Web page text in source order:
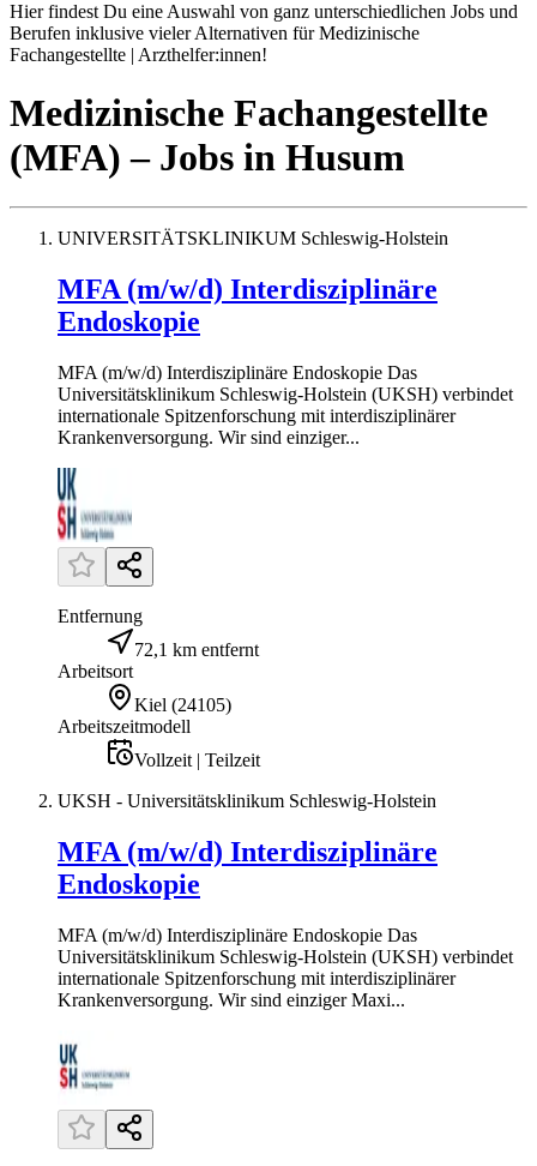
Hier findest Du eine Auswahl von ganz unterschiedlichen Jobs und
Berufen inklusive vieler Alternativen für Medizinische
Fachangestellte | Arzthelfer:innen!
Medizinische Fachangestellte
(MFA) – Jobs in Husum
UNIVERSITÄTSKLINIKUM Schleswig-Holstein
MFA (m/w/d) Interdisziplinäre
Endoskopie
MFA (m/w/d) Interdisziplinäre Endoskopie Das
Universitätsklinikum Schleswig-Holstein (UKSH) verbindet
internationale Spitzenforschung mit interdisziplinärer
Krankenversorgung. Wir sind einziger...
Entfernung
72,1 km entfernt
Arbeitsort
Kiel (24105)
Arbeitszeitmodell
Vollzeit | Teilzeit
UKSH - Universitätsklinikum Schleswig-Holstein
MFA (m/w/d) Interdisziplinäre
Endoskopie
MFA (m/w/d) Interdisziplinäre Endoskopie Das
Universitätsklinikum Schleswig-Holstein (UKSH) verbindet
internationale Spitzenforschung mit interdisziplinärer
Krankenversorgung. Wir sind einziger Maxi...